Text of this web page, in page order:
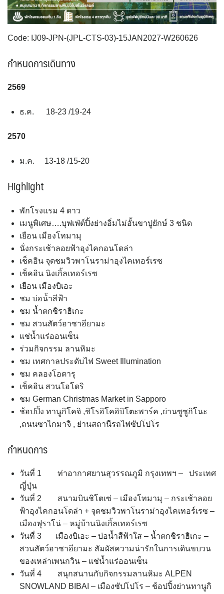
8
เบลเยี่ยม เนเธอร์แลนด์ ลักเซม
ร์ก (BENELUX) 1
บัลแกเรีย โรมาเนีย 2
จอร์เจีย อาร์เมเนีย 1
Code: IJ09-JPN-(JPL-CTS-03)-15JAN2027-W260626
กำหนดการเดินทาง
2569
ธ.ค. 18-23 /19-24
2570
ม.ค. 13-18 /15-20
Highlight
พักโรงแรม 4 ดาว
เมนูพิเศษ….บุฟเฟ่ต์ปิ้งย่างอิ่มไม่อั้นขาปูยักษ์ 3 ชนิด
เยือน เมืองโทมามุ
นั่งกระเช้าลอยฟ้าอุงไคกอนโดล่า
เช็คอิน จุดชมวิวพาโนราม่าอุงไคเทอร์เรซ
เช็คอิน นิงเกิ้ลเทอร์เรซ
เยือน เมืองบิเอะ
ชม บ่อน้ำสีฟ้า
ชม น้ำตกชิราฮิเกะ
ชม สวนสัตว์อาซาฮียามะ
แช่น้ำแร่ออนเซ็น
ร่วมกิจกรรม ลานหิมะ
ชม เทศกาลประดับไฟ Sweet Illumination
ชม คลองโอตารุ
เช็คอิน สวนโอโดริ
ชม German Christmas Market in Sapporo
ช้อปปิ้ง ทานูกิโคจิ ,ชิโรอิโคอิบิโตะพาร์ค ,ย่านซูซูกิโนะ
,ถนนซาไกมาจิ , ย่านสถานีรถไฟซัปโปโร
กำหนดการ
วันที่ 1 ท่าอากาศยานสุวรรณภูมิ กรุงเทพฯ – ประเทศ
ญี่ปุ่น
วันที่ 2 สนามบินชิโตเซ่ – เมืองโทมามุ – กระเช้าลอย
ฟ้าอุงไคกอนโดล่า + จุดชมวิวพาโนราม่าอุงไคเทอร์เรซ –
เมืองฟุราโน่ – หมู่บ้านนิงเกิ้ลเทอร์เรซ
วันที่ 3 เมืองบิเอะ – บ่อน้ำสีฟ้าใส – น้ำตกชิราฮิเกะ –
สวนสัตว์อาซาฮียามะ สัมผัสความน่ารักในการเดินขบวน
ของเหล่าเพนกวิน – แช่น้ำแร่ออนเซ็น
วันที่ 4 สนุกสนานกับกิจกรรมลานหิมะ ALPEN
SNOWLAND BIBAI – เมืองซัปโปโร – ช้อปปิ้งย่านทานูกิ